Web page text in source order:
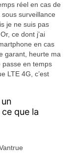
réel en cas de
surveillance
je ne suis pas
ce dont j’ai
en cas
garant, heurte ma
passe en temps
LTE 4G, c’est
que la